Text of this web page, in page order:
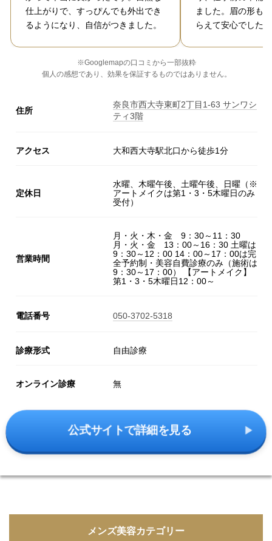
仕上がりで、すっぴんでも外出でき
るようになり、自信がつきました。
ました。眉の形も
らえて安心でした。
※Googlemapの口コミから一部抜粋
個人の感想であり、効果を保証するものではありません。
住所
奈良市西大寺東町2丁目1-63 サンワシ
ティ3階
アクセス 大和西大寺駅北口から徒歩1分
定休日
水曜、木曜午後、土曜午後、日曜（※
アートメイクは第1・3・5木曜日のみ
受付）
営業時間
月・火・木・金 9：30～11：30
月・火・金 13：00～16：30 土曜は
9：30～12：00 14：00～17：00は完
全予約制・美容自費診療のみ（施術は
9：30～17：00） 【アートメイク】
第1・3・5木曜日12：00～
電話番号 050-3702-5318
診療形式 自由診療
オンライン診療 無
公式サイトで詳細を見る
メンズ美容カテゴリー